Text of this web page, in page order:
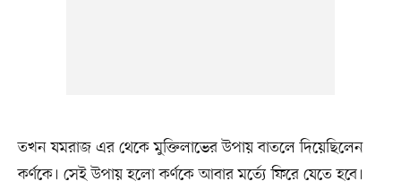
তখন যমরাজ এর থেকে মুক্তিলাভের উপায় বাতলে দিয়েছিলেন
কর্ণকে। সেই উপায় হলো কর্ণকে আবার মর্ত্যে ফিরে যেতে হবে।